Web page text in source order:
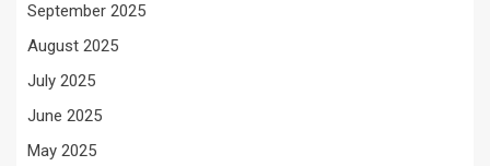
September 2025
August 2025
July 2025
June 2025
May 2025